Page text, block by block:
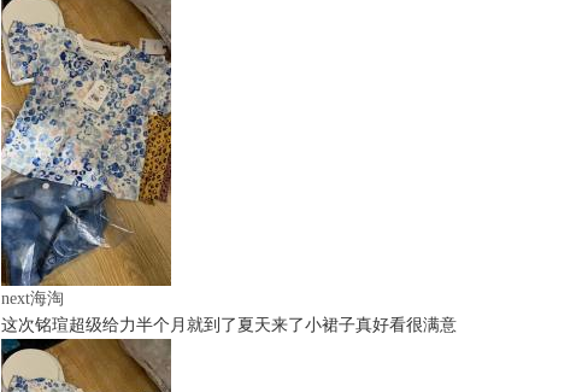
next海淘
这次铭瑄超级给力半个月就到了夏天来了小裙子真好看很满意